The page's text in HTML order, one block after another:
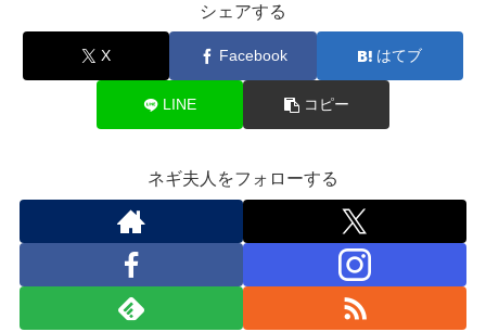
シェアする
X Facebook はてブ
LINE コピー
ネギ夫人をフォローする